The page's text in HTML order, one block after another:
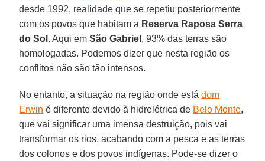
desde 1992, realidade que se repetiu posteriormente
com os povos que habitam a Reserva Raposa Serra
do Sol . Aqui emSão Gabriel , 93% das terras são
homologadas. Podemos dizer que nesta região os
conflitos não são tão intensos.
No entanto, a situação na região onde estádom
Erwin é diferente devido à hidrelétrica de Belo Monte,
que vai significar uma imensa destruição, pois vai
transformar os rios, acabando com a pesca e as terras
dos colonos e dos povos indígenas. Pode-se dizer o